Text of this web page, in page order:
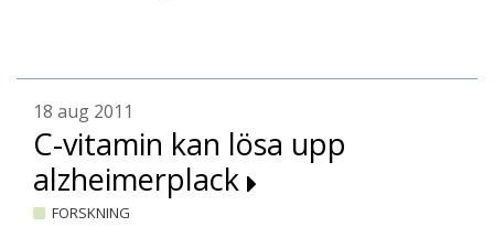
18 aug 2011
C-vitamin kan lösa upp
alzheimerplack
FORSKNING